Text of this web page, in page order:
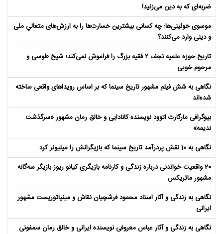
ضربه‌ای که به دین می‌زنید!
موسوی خوئینی‌ها: چه کسانی بیشترین خسارت‌ها را به ارزش‌های متعالیِ ملی
و دینی وارد می‌کنند؟
تاریخ حوزه علمیه نجف ۲ فقیه بزرگ را فراموش نمی‌کند؛ شیخ طوسی و
مرحوم خویی
نگاهی به شش فیلم مشهور تاریخ سینما که بر اساس رویداهای واقعی ساخته
شده‌اند
بیوگرافی مارگارت اتوود نویسنده کانادایی و خالق رمان مشهور «سرگذشت
ندیمه»
نگاهی به 10 نقش پردرآمد تاریخ سینما که بازیگرانش را میلیونر کرد
20 واقعیت خواندنی درباره زندگی و کارنامه بازیگری کیانو ریوز بازیگر سه‌گانه
مشهور ماتریکس
نگاهی به زندگی و آثار استاد محمود فرشچیان نقاش و مینیاتوریست مشهور
ایرانی
نگاهی به زندگی و آثار عباس معروفی نویسنده ایرانی و خالق رمان سمفونی